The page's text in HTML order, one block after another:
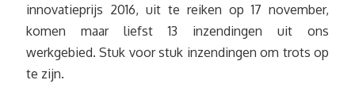
innovatieprijs 2016, uit te reiken op 17 november,
komen maar liefst 13 inzendingen uit ons
werkgebied. Stuk voor stuk inzendingen om trots op
te zijn.